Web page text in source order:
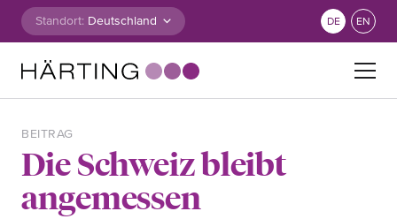
Zum Inhalt springen
Standort: DE EN
BEITRAG
Die Schweiz bleibt
angemessen